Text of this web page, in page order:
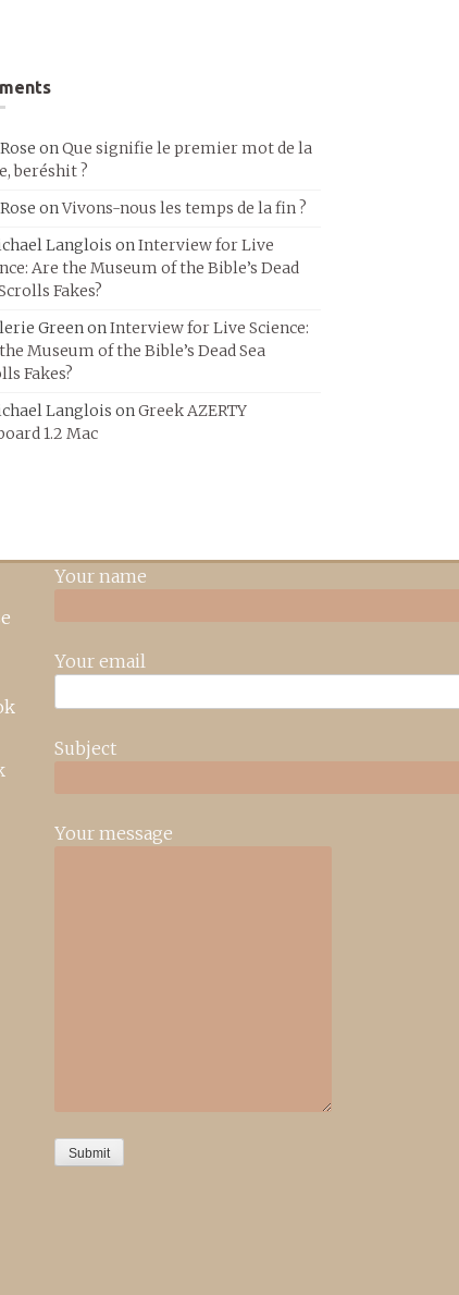
onQue signifie le premier mot de la
beréshit ?
onVivons-nous les temps de la fin ?
Langlois onInterview for Live
Are the Museum of the Bible’s Dead
Fakes?
GreenonInterview for Live Science:
Museum of the Bible’s Dead Sea
Fakes?
Langlois onGreek AZERTY
1.2 Mac
Your name
Your email
Subject
Your message